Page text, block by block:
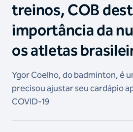
treinos, COB
importância da
os atletas
Ygor Coelho, do badminton, é
precisou ajustar seu cardápio
COVID-19